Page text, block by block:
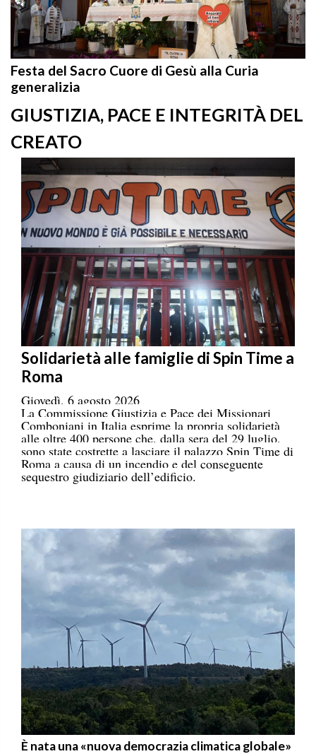
Festa del Sacro Cuore di Gesù alla Curia
generalizia
GIUSTIZIA, PACE E INTEGRITÀ DEL
CREATO
Solidarietà alle famiglie di Spin Time a
Roma
Giovedì, 6 agosto 2026
La Commissione Giustizia e Pace dei Missionari
Comboniani in Italia esprime la propria solidarietà
alle oltre 400 persone che, dalla sera del 29 luglio,
sono state costrette a lasciare il palazzo Spin Time di
Roma a causa di un incendio e del conseguente
sequestro giudiziario dell’edificio.
È nata una «nuova democrazia climatica globale»